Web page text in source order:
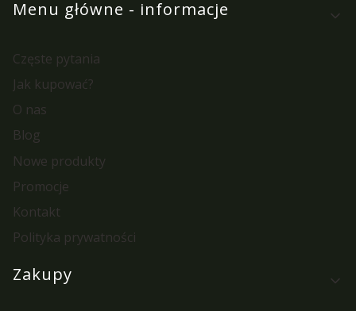
Menu główne - informacje
Częste pytania
Jak kupować?
O nas
Blog
Nowe produkty
Promocje
Kontakt
Polityka prywatności
Zakupy